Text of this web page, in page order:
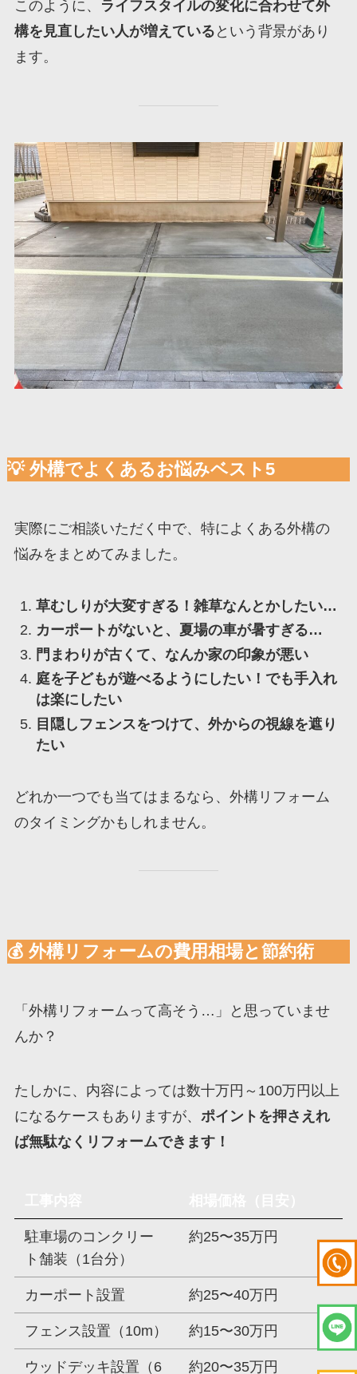
このように、
ライフスタイルの変化に合わせて外
構を見直したい人が増えている という背景があり
ます。
💡 外構でよくあるお悩みベスト5
実際にご相談いただく中で、特によくある外構の
悩みをまとめてみました。
草むしりが大変すぎる！雑草なんとかしたい…
カーポートがないと、夏場の車が暑すぎる…
門まわりが古くて、なんか家の印象が悪い
庭を子どもが遊べるようにしたい！でも手入れ
は楽にしたい
目隠しフェンスをつけて、外からの視線を遮り
たい
どれか一つでも当てはまるなら、外構リフォーム
のタイミングかもしれません。
💰 外構リフォームの費用相場と節約術
「外構リフォームって高そう…」と思っていませ
んか？
たしかに、内容によっては数十万円～100万円以上
になるケースもありますが、 ポイントを押さえれ
ば無駄なくリフォームできます！
駐車場のコンクリー
ト舗装（1台分）
約25〜35万円
カーポート設置 約25〜40万円
フェンス設置（10m） 約15〜30万円
ウッドデッキ設置（6
約20〜35万円